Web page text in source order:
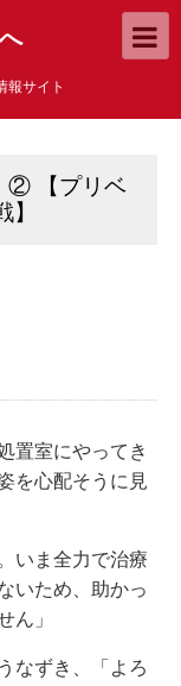
報サイト
② 【プリベ
置室にやってき
を心配そうに見
いま全力で治療
いため、助かっ
ん」
なずき、「よろ